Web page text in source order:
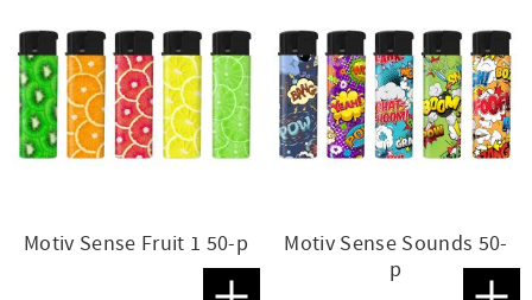
Motiv Sense Fruit 1 50-p
Motiv Sense Sounds 50-
p